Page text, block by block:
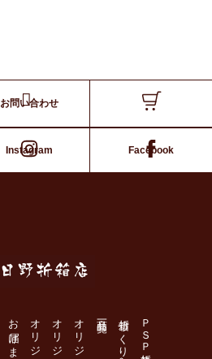
お問い合わせ
Instagram Facebook
ＰＳＰ折箱とは